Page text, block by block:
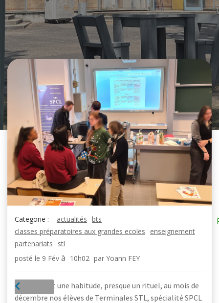
Categorie : actualités bts
classes préparatoires aux grandes ecoles
enseignement
partenariats
stl
posté le 9 Fév à 10h02 par Yoann FEY
Cela devient une habitude, presque un rituel, au mois de
décembre nos élèves de Terminales STL, spécialité SPCL